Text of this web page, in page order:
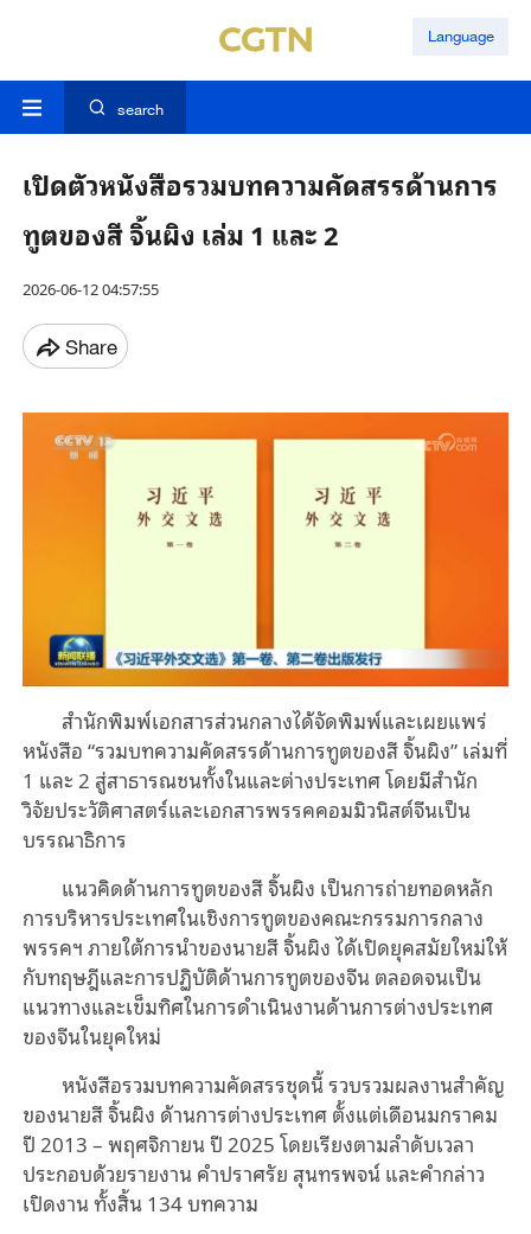
Language
search
เปิดตัวหนังสือรวมบทความคัดสรรด้านการ
ทูตของสี จิ้นผิง เล่ม 1 และ 2
2026-06-12 04:57:55
Share
สำนักพิมพ์เอกสารส่วนกลางได้จัดพิมพ์และเผยแพร่
หนังสือ “รวมบทความคัดสรรด้านการทูตของสี จิ้นผิง” เล่มที่
1 และ 2 สู่สาธารณชนทั้งในและต่างประเทศ โดยมีสำนัก
วิจัยประวัติศาสตร์และเอกสารพรรคคอมมิวนิสต์จีนเป็น
บรรณาธิการ
แนวคิดด้านการทูตของสี จิ้นผิง เป็นการถ่ายทอดหลัก
การบริหารประเทศในเชิงการทูตของคณะกรรมการกลาง
พรรคฯ ภายใต้การนำของนายสี จิ้นผิง ได้เปิดยุคสมัยใหม่ให้
กับทฤษฎีและการปฏิบัติด้านการทูตของจีน ตลอดจนเป็น
แนวทางและเข็มทิศในการดำเนินงานด้านการต่างประเทศ
ของจีนในยุคใหม่
หนังสือรวมบทความคัดสรรชุดนี้ รวบรวมผลงานสำคัญ
ของนายสี จิ้นผิง ด้านการต่างประเทศ ตั้งแต่เดือนมกราคม
ปี 2013 – พฤศจิกายน ปี 2025 โดยเรียงตามลำดับเวลา
ประกอบด้วยรายงาน คำปราศรัย สุนทรพจน์ และคำกล่าว
เปิดงาน ทั้งสิ้น 134 บทความ